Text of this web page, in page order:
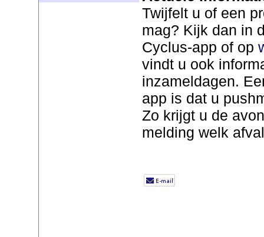
Twijfelt u of een
mag? Kijk dan in
Cyclus-app of op
vindt u ook
inzameldagen.
app is dat u
Zo krijgt u de
melding welk